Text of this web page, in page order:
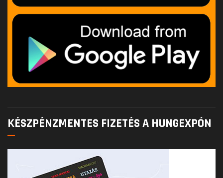
KÉSZPÉNZMENTES FIZETÉS A HUNGEXPÓN